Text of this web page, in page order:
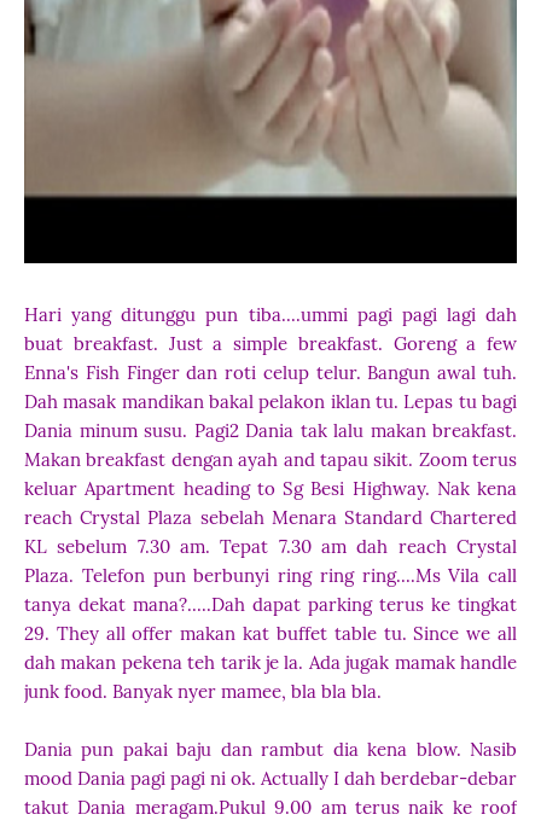
Hari yang ditunggu pun tiba....ummi pagi pagi lagi dah
buat breakfast. Just a simple breakfast. Goreng a few
Enna's Fish Finger dan roti celup telur. Bangun awal tuh.
Dah masak mandikan bakal pelakon iklan tu. Lepas tu bagi
Dania minum susu. Pagi2 Dania tak lalu makan breakfast.
Makan breakfast dengan ayah and tapau sikit. Zoom terus
keluar Apartment heading to Sg Besi Highway. Nak kena
reach Crystal Plaza sebelah Menara Standard Chartered
KL sebelum 7.30 am. Tepat 7.30 am dah reach Crystal
Plaza. Telefon pun berbunyi ring ring ring....Ms Vila call
tanya dekat mana?.....Dah dapat parking terus ke tingkat
29. They all offer makan kat buffet table tu. Since we all
dah makan pekena teh tarik je la. Ada jugak mamak handle
junk food. Banyak nyer mamee, bla bla bla.
Dania pun pakai baju dan rambut dia kena blow. Nasib
mood Dania pagi pagi ni ok. Actually I dah berdebar-debar
takut Dania meragam.Pukul 9.00 am terus naik ke roof